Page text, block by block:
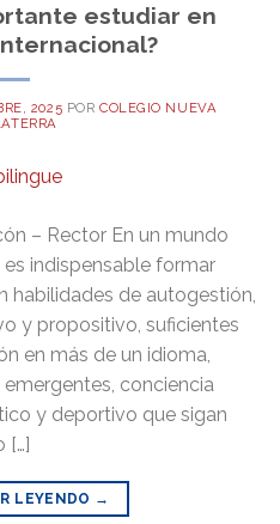
estudiar en
2025 POR COLEGIO NUEVA
– Rector En un mundo
indispensable formar
habilidades de autogestión,
y propositivo, suficientes
en más de un idioma,
conciencia
y deportivo que sigan
[…]
LEYENDO →